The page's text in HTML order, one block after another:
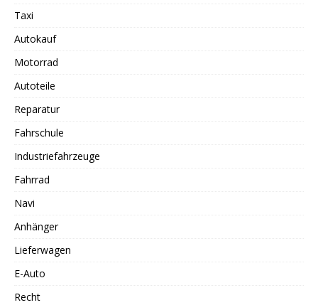
Taxi
Autokauf
Motorrad
Autoteile
Reparatur
Fahrschule
Industriefahrzeuge
Fahrrad
Navi
Anhänger
Lieferwagen
E-Auto
Recht